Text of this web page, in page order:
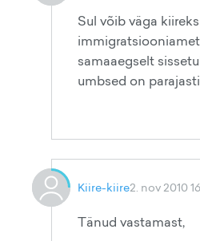
Sul võib väga
samaaegselt
umbsed on
Kiire-kiire2. nov 2010
Tänud vastamast,